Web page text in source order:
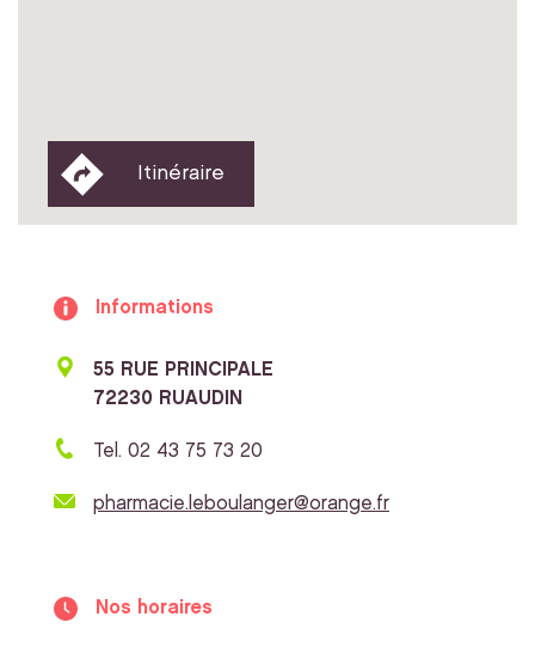
Itinéraire
Informations
55 RUE PRINCIPALE
72230 RUAUDIN
Tel. 02 43 75 73 20
pharmacie.leboulanger@orange.fr
Nos horaires